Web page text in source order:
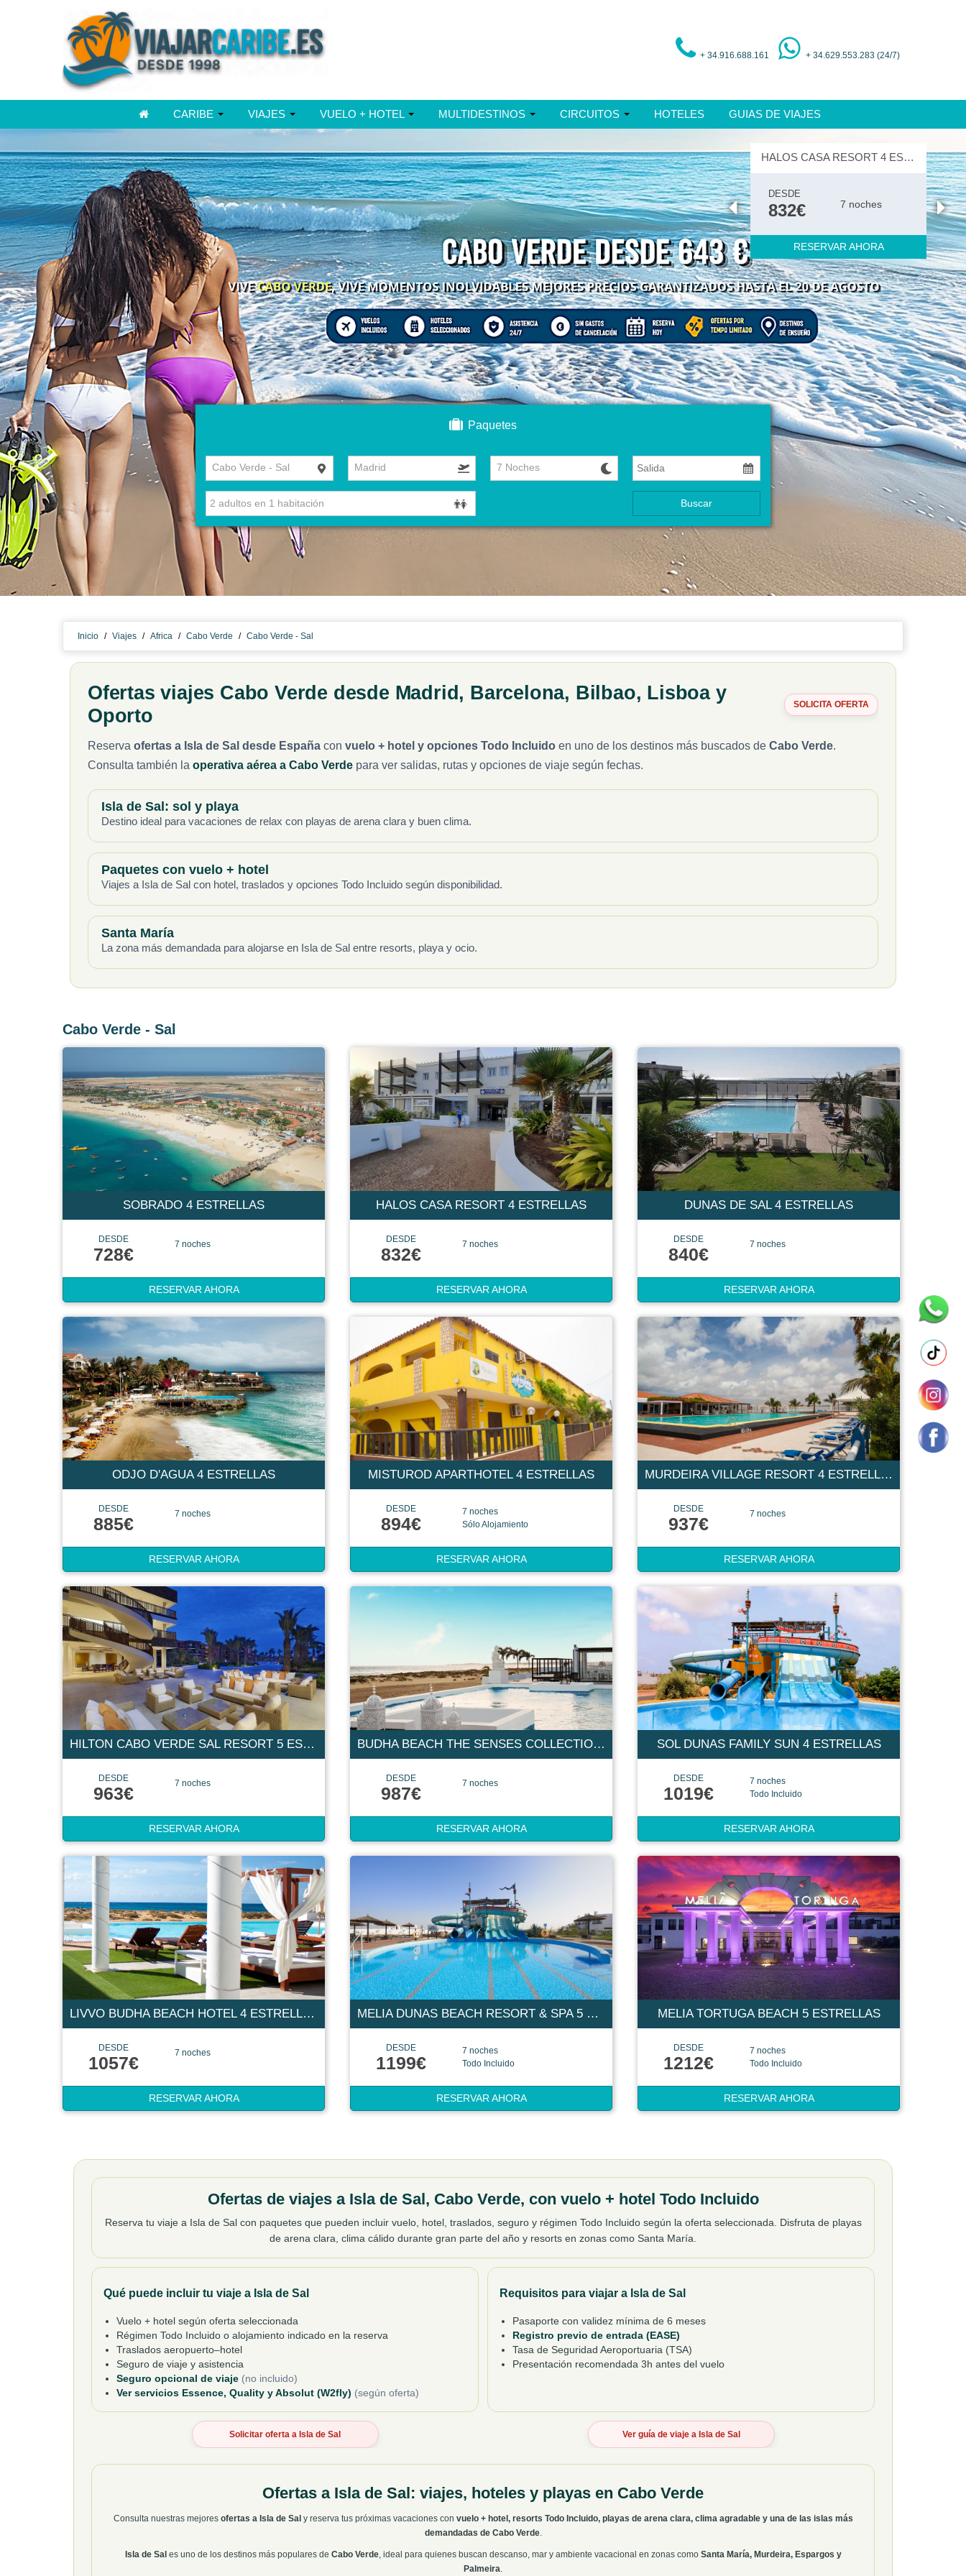
+ 34.916.688.161 + 34.629.553.283 (24/7)
CARIBE VIAJES VUELO + HOTEL MULTIDESTINOS CIRCUITOS HOTELES GUIAS DE VIAJES
HALOS CASA RESORT 4 ESTRELLAS
DESDE
832€ 7 noches
RESERVAR AHORA
Paquetes
Cabo Verde - Sal Madrid 7 Noches
Buscar
Inicio / Viajes / Africa / Cabo Verde / Cabo Verde - Sal
Ofertas viajes Cabo Verde desde Madrid, Barcelona, Bilbao, Lisboa y
Oporto
SOLICITA OFERTA
Reserva ofertas a Isla de Sal desde España con vuelo + hotel y opciones Todo Incluido en uno de los destinos más buscados de Cabo Verde.
Consulta también la operativa aérea a Cabo Verde para ver salidas, rutas y opciones de viaje según fechas.
Isla de Sal: sol y playa
Destino ideal para vacaciones de relax con playas de arena clara y buen clima.
Paquetes con vuelo + hotel
Viajes a Isla de Sal con hotel, traslados y opciones Todo Incluido según disponibilidad.
Santa María
La zona más demandada para alojarse en Isla de Sal entre resorts, playa y ocio.
Cabo Verde - Sal
SOBRADO 4 ESTRELLAS
DESDE
728€ 7 noches
RESERVAR AHORA
HALOS CASA RESORT 4 ESTRELLAS
DESDE
832€ 7 noches
RESERVAR AHORA
DUNAS DE SAL 4 ESTRELLAS
DESDE
840€ 7 noches
RESERVAR AHORA
ODJO D'AGUA 4 ESTRELLAS
DESDE
885€ 7 noches
RESERVAR AHORA
MISTUROD APARTHOTEL 4 ESTRELLAS
DESDE
894€
7 noches
Sólo Alojamiento
RESERVAR AHORA
MURDEIRA VILLAGE RESORT 4 ESTRELLAS
DESDE
937€ 7 noches
RESERVAR AHORA
HILTON CABO VERDE SAL RESORT 5 ESTRELLAS
DESDE
963€ 7 noches
RESERVAR AHORA
BUDHA BEACH THE SENSES COLLECTION 4 ESTRELLAS
DESDE
987€ 7 noches
RESERVAR AHORA
SOL DUNAS FAMILY SUN 4 ESTRELLAS
DESDE
1019€
7 noches
Todo Incluido
RESERVAR AHORA
LIVVO BUDHA BEACH HOTEL 4 ESTRELLAS
DESDE
1057€ 7 noches
RESERVAR AHORA
MELIA DUNAS BEACH RESORT & SPA 5 ESTRELLAS
DESDE
1199€
7 noches
Todo Incluido
RESERVAR AHORA
MELIA TORTUGA BEACH 5 ESTRELLAS
DESDE
1212€
7 noches
Todo Incluido
RESERVAR AHORA
Ofertas de viajes a Isla de Sal, Cabo Verde, con vuelo + hotel Todo Incluido
Reserva tu viaje a Isla de Sal con paquetes que pueden incluir vuelo, hotel, traslados, seguro y régimen Todo Incluido según la oferta seleccionada. Disfruta de playas
de arena clara, clima cálido durante gran parte del año y resorts en zonas como Santa María.
Qué puede incluir tu viaje a Isla de Sal
Vuelo + hotel según oferta seleccionada
Régimen Todo Incluido o alojamiento indicado en la reserva
Traslados aeropuerto–hotel
Seguro de viaje y asistencia
Seguro opcional de viaje (no incluido)
Ver servicios Essence, Quality y Absolut (W2fly) (según oferta)
Requisitos para viajar a Isla de Sal
Pasaporte con validez mínima de 6 meses
Registro previo de entrada (EASE)
Tasa de Seguridad Aeroportuaria (TSA)
Presentación recomendada 3h antes del vuelo
Solicitar oferta a Isla de Sal Ver guía de viaje a Isla de Sal
Ofertas a Isla de Sal: viajes, hoteles y playas en Cabo Verde
Consulta nuestras mejores ofertas a Isla de Sal y reserva tus próximas vacaciones con vuelo + hotel, resorts Todo Incluido, playas de arena clara, clima agradable y una de las islas más
demandadas de Cabo Verde.
Isla de Sal es uno de los destinos más populares de Cabo Verde, ideal para quienes buscan descanso, mar y ambiente vacacional en zonas como Santa María, Murdeira, Espargos y
Palmeira.